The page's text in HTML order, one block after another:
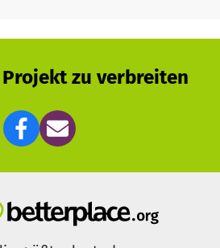
zu verbreiten